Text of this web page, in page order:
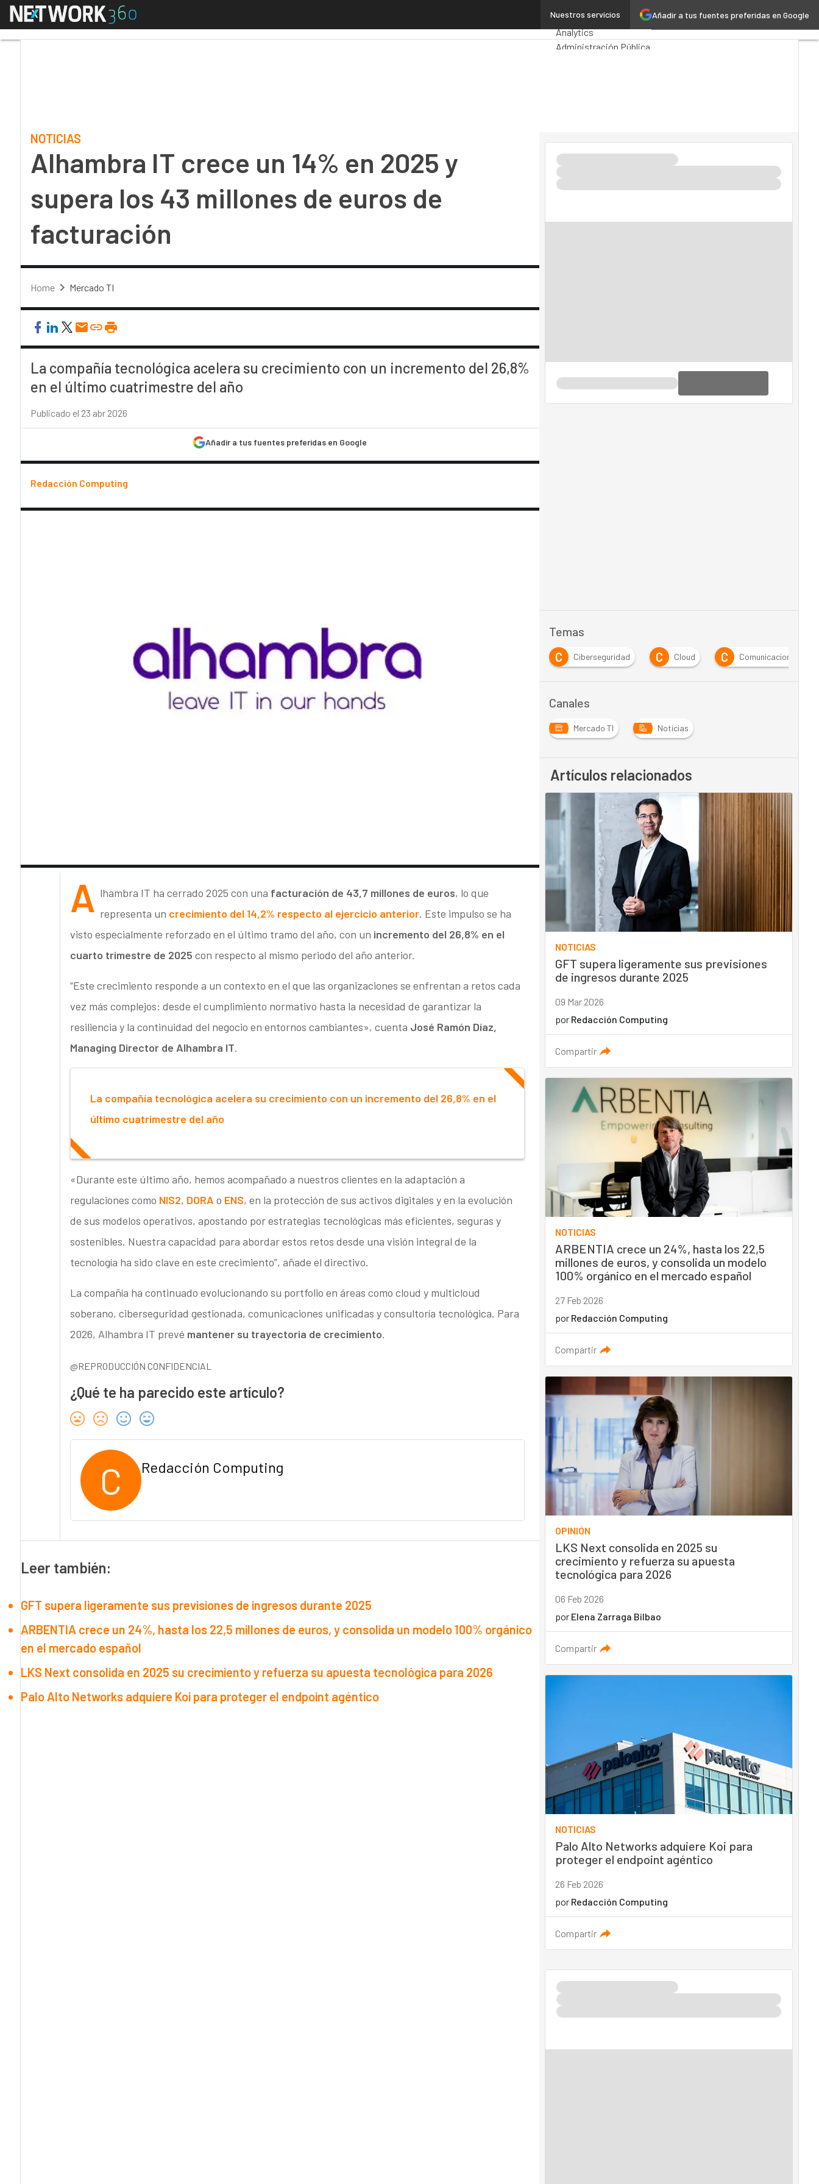
Añadir a tus fuentes preferidas en Google
Nuestros servicios
Menú Alhambra IT crece un 14% en 2025 y supera los 43 millones de euros de facturaciónPremios Computing
Analytics
Administración Pública
NOTICIAS
Alhambra IT crece un 14% en 2025 y
supera los 43 millones de euros de
facturación
Home Mercado TI
La compañía tecnológica acelera su crecimiento con un incremento del 26,8%
en el último cuatrimestre del año
Publicado el 23 abr 2026
Añadir a tus fuentes preferidas en Google
Redacción Computing
A lhambra IT ha cerrado 2025 con una facturación de 43,7 millones de euros, lo que
representa un crecimiento del 14,2% respecto al ejercicio anterior. Este impulso se ha
visto especialmente reforzado en el último tramo del año, con un incremento del 26,8% en el
cuarto trimestre de 2025 con respecto al mismo periodo del año anterior.
“Este crecimiento responde a un contexto en el que las organizaciones se enfrentan a retos cada
vez más complejos: desde el cumplimiento normativo hasta la necesidad de garantizar la
resiliencia y la continuidad del negocio en entornos cambiantes», cuenta José Ramón Díaz,
Managing Director de Alhambra IT.
La compañía tecnológica acelera su crecimiento con un incremento del 26,8% en el
último cuatrimestre del año
«Durante este último año, hemos acompañado a nuestros clientes en la adaptación a
regulaciones como NIS2, DORA o ENS, en la protección de sus activos digitales y en la evolución
de sus modelos operativos, apostando por estrategias tecnológicas más eficientes, seguras y
sostenibles. Nuestra capacidad para abordar estos retos desde una visión integral de la
tecnología ha sido clave en este crecimiento”, añade el directivo.
La compañía ha continuado evolucionando su portfolio en áreas como cloud y multicloud
soberano, ciberseguridad gestionada, comunicaciones unificadas y consultoría tecnológica. Para
2026, Alhambra IT prevé mantener su trayectoria de crecimiento.
@REPRODUCCIÓN CONFIDENCIAL
¿Qué te ha parecido este artículo?
C Redacción Computing
Leer también:
GFT supera ligeramente sus previsiones de ingresos durante 2025
ARBENTIA crece un 24%, hasta los 22,5 millones de euros, y consolida un modelo 100% orgánico
en el mercado español
LKS Next consolida en 2025 su crecimiento y refuerza su apuesta tecnológica para 2026
Palo Alto Networks adquiere Koi para proteger el endpoint agéntico
Temas
C Ciberseguridad C Cloud C Comunicaciones
Canales
Mercado TI Noticias
Artículos relacionados
NOTICIAS
GFT supera ligeramente sus previsiones
de ingresos durante 2025
09 Mar 2026
por Redacción Computing
Compartir
NOTICIAS
ARBENTIA crece un 24%, hasta los 22,5
millones de euros, y consolida un modelo
100% orgánico en el mercado español
27 Feb 2026
por Redacción Computing
Compartir
OPINIÓN
LKS Next consolida en 2025 su
crecimiento y refuerza su apuesta
tecnológica para 2026
06 Feb 2026
por Elena Zarraga Bilbao
Compartir
NOTICIAS
Palo Alto Networks adquiere Koi para
proteger el endpoint agéntico
26 Feb 2026
por Redacción Computing
Compartir